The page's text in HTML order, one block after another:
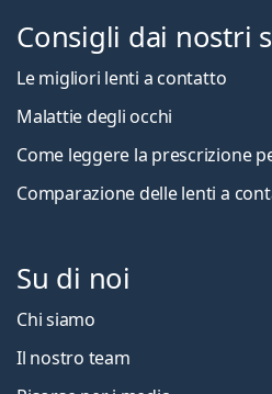
Consigli dai nostri
Le migliori lenti a contatto
Malattie degli occhi
Come leggere la prescrizione
Comparazione delle lenti a
Su di noi
Chi siamo
Il nostro team